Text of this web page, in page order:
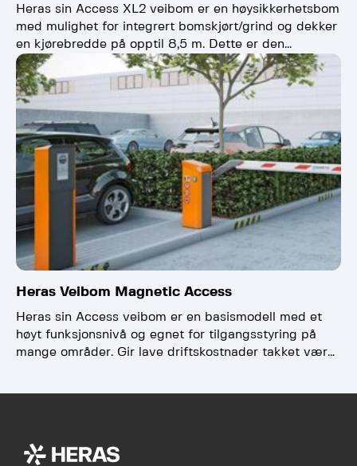
Heras sin Access XL2 veibom er en høysikkerhetsbom
med mulighet for integrert bomskjørt/grind og dekker
en kjørebredde på opptil 8,5 m. Dette er den…
Heras Veibom Magnetic Access
Heras sin Access veibom er en basismodell med et
høyt funksjonsnivå og egnet for tilgangsstyring på
mange områder. Gir lave driftskostnader takket være